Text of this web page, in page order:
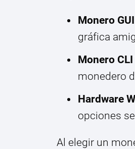
Monero
gráfica
Monero
monedero
Hardware
opciones
Al elegir un